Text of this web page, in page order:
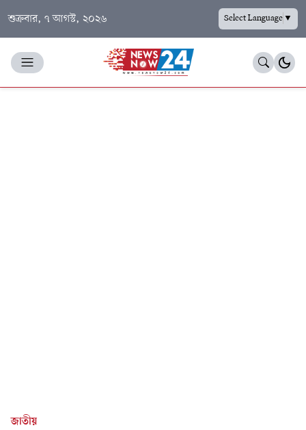
শুক্রবার, ৭ আগস্ট, ২০২৬ Select Language▼
জাতীয়